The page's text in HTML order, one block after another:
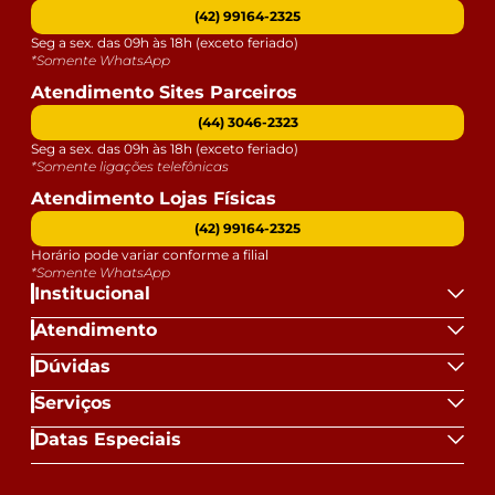
responsabilidade do comprador.
- Confira as dimensões do produto e certifique-se de
que passará normalmente por supostos elevadores,
portas, escadas e/ou corredores de sua residência.
- Para mais informações, acesse nossa Central de
Atendimento.
Institucional
Atendimento
Dúvidas
Serviços
Datas Especiais
(42) 99164-2325
Seg a sex. das 09h às 18h (exceto feriado)
*Somente WhatsApp
Atendimento Sites Parceiros
(44) 3046-2323
Seg a sex. das 09h às 18h (exceto feriado)
*Somente ligações telefônicas
Atendimento Lojas Físicas
(42) 99164-2325
Horário pode variar conforme a filial
*Somente WhatsApp